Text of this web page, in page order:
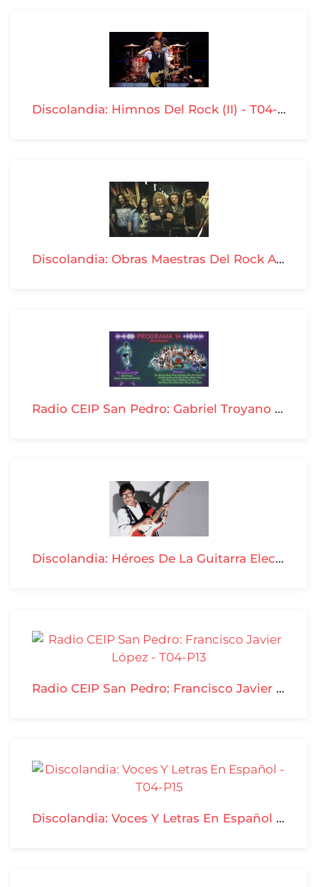
Discolandia: Himnos Del Rock (II) - T04-P19
Discolandia: Obras Maestras Del Rock Andaluz - T04-P17
Radio CEIP San Pedro: Gabriel Troyano - T04-P14
Discolandia: Héroes De La Guitarra Electrica Fender Stratocaster - T04-P16
Radio CEIP San Pedro: Francisco Javier López - T04-P13
Discolandia: Voces Y Letras En Español - T04-P15